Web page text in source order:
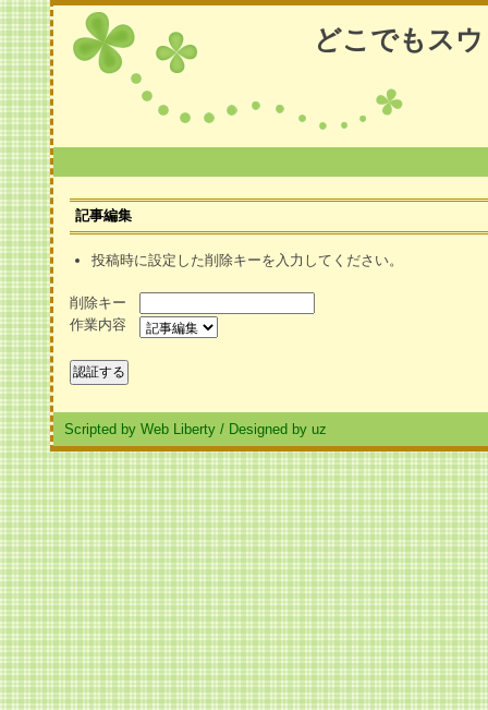
どこでもス
記事編集
投稿時に設定した削除キーを入力してください。
削除キー
作業内容
Scripted by Web Liberty / Designed by uz